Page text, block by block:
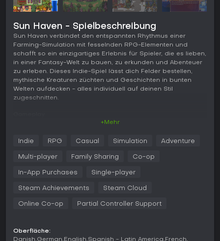
Sun Haven - Spielbeschreibung
Sun Haven verbindet den entspannten Rhythmus einer
Farming-Simulation mit fesselnden RPG-Elementen und
schafft so ein einzigartiges Erlebnis für Spieler, die es lieben,
in einer Fantasy-Welt zu bauen, zu erkunden und Abenteuer
zu erleben. Dieses Indie-Spiel lässt dich Felder bestellen,
mythische Kreaturen züchten und Geschichten in bunten
Welten aufdecken - alles individuell auf deinen Stil
zugeschnitten.
denen das Wetter deine Erträge beeinflusst, ohne dass eine
und Zaubersprüchen pflanzt und erntest du Früchte,
oder fantastische Wesen wie Phönixe und Tar Slimes
oder Zaubern sind ebenso zentral, unterstützt durch einen
Fischarten für vielfältige Zwecke, und du craftest an mehr
+Mehr
Indie RPG Casual Simulation Adventure
Multi-player Family Sharing Co-op
In-App Purchases Single-player
Steam Achievements Steam Cloud
Online Co-op Partial Controller Support
Oberfläche:
Danish German English Spanish - Latin America French